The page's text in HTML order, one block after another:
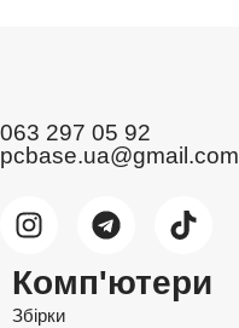
063 297 05 92
pcbase.ua@gmail.com
Комп'ютери
Збірки